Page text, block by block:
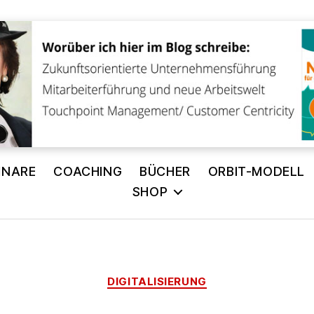
COACHING BÜCHER
ORBIT-MODELL
SHOP
Kategorien
DIGITALISIERUNG